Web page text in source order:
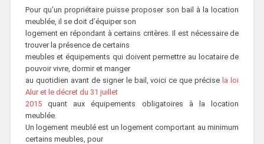
Pour qu’un propriétaire puisse proposer son bail à la location
meublée, il se doit d’équiper son
logement en répondant à certains critères. Il est nécessaire de
trouver la présence de certains
meubles et équipements qui doivent permettre au locataire de
pouvoir vivre, dormir et manger
au quotidien avant de signer le bail, voici ce que précise la loi
Alur et le décret du 31 juillet
2015quant aux équipements obligatoires à la location
meublée.
Un logement meublé est un logement comportant au minimum
certains meubles, pour